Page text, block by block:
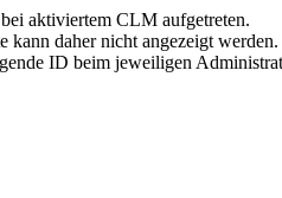
aktiviertem CLM aufgetreten.
kann daher nicht angezeigt werden.
ID beim jeweiligen